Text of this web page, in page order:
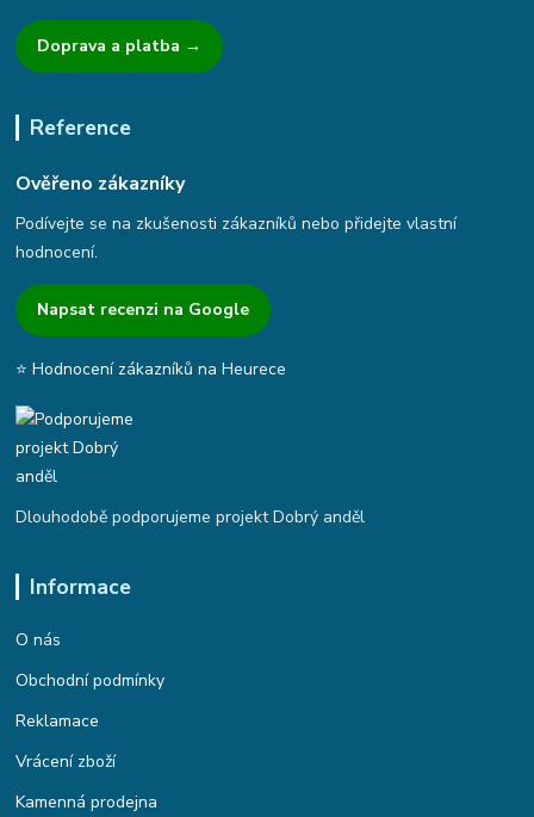
Doprava a platba →
Reference
Ověřeno zákazníky
Podívejte se na zkušenosti zákazníků nebo přidejte vlastní
hodnocení.
Napsat recenzi na Google
⭐ Hodnocení zákazníků na Heurece
Dlouhodobě podporujeme projekt Dobrý anděl
Informace
O nás
Obchodní podmínky
Reklamace
Vrácení zboží
Kamenná prodejna